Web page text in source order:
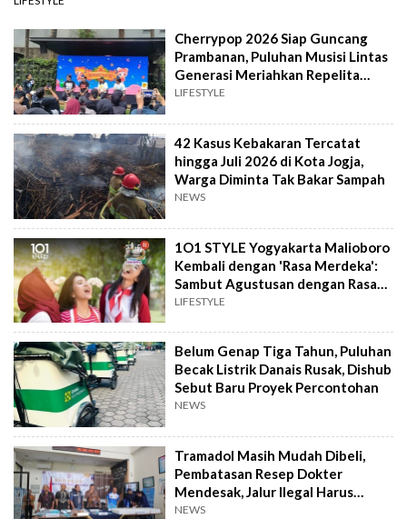
Cherrypop 2026 Siap Guncang
Prambanan, Puluhan Musisi Lintas
Generasi Meriahkan Repelita
Musik
LIFESTYLE
42 Kasus Kebakaran Tercatat
hingga Juli 2026 di Kota Jogja,
Warga Diminta Tak Bakar Sampah
NEWS
1O1 STYLE Yogyakarta Malioboro
Kembali dengan 'Rasa Merdeka':
Sambut Agustusan dengan Rasa
dan Tawa
LIFESTYLE
Belum Genap Tiga Tahun, Puluhan
Becak Listrik Danais Rusak, Dishub
Sebut Baru Proyek Percontohan
NEWS
Tramadol Masih Mudah Dibeli,
Pembatasan Resep Dokter
Mendesak, Jalur Ilegal Harus
Distop
NEWS